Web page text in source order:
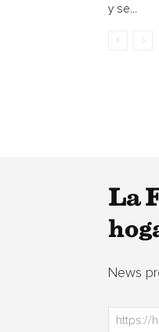
y se...
La
News